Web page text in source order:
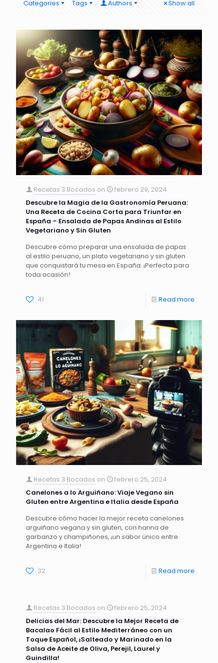
Categories Tags Authors Show all
Recetas 3 Bocados on
febrero 29, 2024
Descubre la Magia de la Gastronomía Peruana:
Una Receta de Cocina Corta para Triunfar en
España – Ensalada de Papas Andinas al Estilo
Vegetariano y Sin Gluten
Descubre cómo preparar una ensalada de papas
al estilo peruano, un plato vegetariano y sin gluten
que conquistará tu mesa en España. ¡Perfecta para
toda ocasión!
41 Read more
Recetas 3 Bocados on
febrero 25, 2024
Canelones a lo Arguiñano: Viaje Vegano sin
Gluten entre Argentina e Italia desde España
Descubre cómo hacer la mejor receta canelones
arguiñano vegana y sin gluten, con harina de
garbanzo y champiñones, ¡un sabor único entre
Argentina e Italia!
32 Read more
Recetas 3 Bocados on
febrero 25, 2024
Delicias del Mar: Descubre la Mejor Receta de
Bacalao Fácil al Estilo Mediterráneo con un
Toque Español, ¡Salteado y Marinado en la
Salsa de Aceite de Oliva, Perejil, Laurel y
Guindilla!